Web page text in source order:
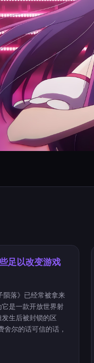
足以改变游戏
陨落》已经常被拿来
是一款开放世界射
生后被封锁的区
舍尔的话可信的话，